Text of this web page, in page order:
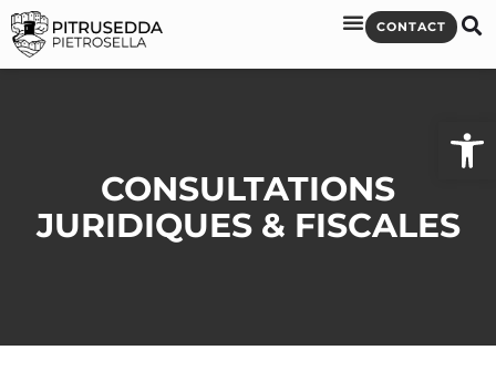
CONTACT
CONSULTATIONS
JURIDIQUES & FISCALES
Ouvrir